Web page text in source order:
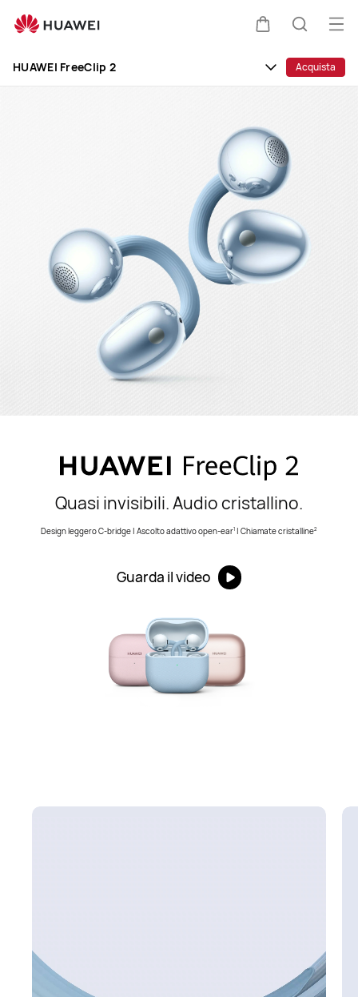
FreeClip
Apri
il
HUAWEI FreeClip 2 Acquista
Quasi invisibili. Audio cristallino.
Design leggero C-bridge | Ascolto adattivo open-ear1 | Chiamate cristalline2
Guarda il video